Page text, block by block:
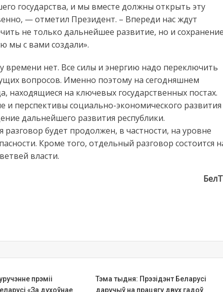
государства, и мы вместе должны открыть эту
— отметил Президент. – Впереди нас ждут
не только дальнейшее развитие, но и
мы с вами создали».
времени нет. Все силы и энергию надо переключить
вопросов. Именно поэтому на сегодняшнем
на ключевых государственных постах.
и перспективы социально-экономического развития
дальнейшего развития республики.
разговор будет продолжен, в частности, на уровне
Кроме того, отдельный разговор состоится
власти.
прэміі
«За духоўнае
Тэма тыдня: Прэзідэнт Беларусі
даручыў на працягу двух гадоў